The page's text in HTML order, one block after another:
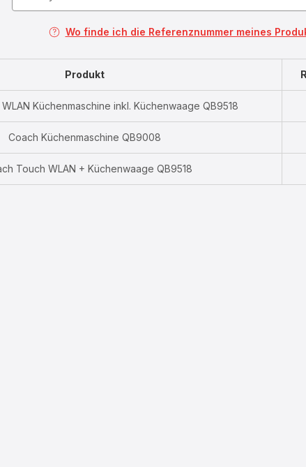
Wo finde ich die Referenznummer meines
Produkt
Küchenmaschine inkl. Küchenwaage QB9518
Coach Küchenmaschine QB9008
Touch WLAN + Küchenwaage QB9518